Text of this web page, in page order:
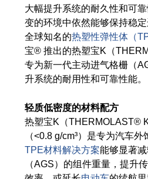
下载可持续发展报告
关于我们
公司
Accredited Laboratory services
大幅提升系统的耐久性和可
变的环境中依然能够保持稳定
全球知名的热塑性弹性体（
宝® 推出的热塑宝K（
专为新一代主动进气格栅（
升系统的耐用性和可靠性能。
轻质低密度的材料配方
热塑宝K（THERMOLAST®
（<0.8 g/cm³）是专为汽车
TPE材料解决方案能够显著
（AGS）的组件重量，提升